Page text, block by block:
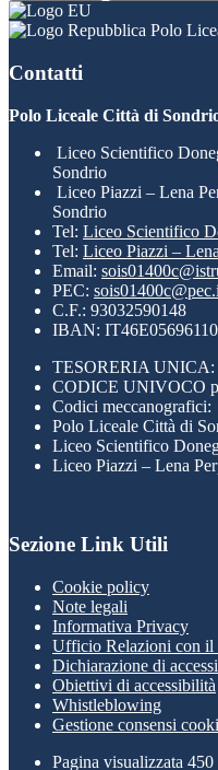
Polo
Contatti
Polo Liceale Città di
Liceo Scientifico
Sondrio
Liceo Piazzi – Lena
Sondrio
Tel: Liceo Scientifico
Tel: Liceo Piazzi –
Email:
PEC:
C.F.: 93032590148
IBAN:
TESORERIA UNICA:
CODICE UNIVOCO
Codici meccanografici:
Polo Liceale Città di
Liceo Scientifico
Liceo Piazzi – Lena
Sezione Link Utili
Cookie policy
Note legali
Informativa Privacy
Ufficio Relazioni con il
Dichiarazione di
Obiettivi di accessibilità
Whistleblowing
Gestione consensi
Pagina visualizzata 450